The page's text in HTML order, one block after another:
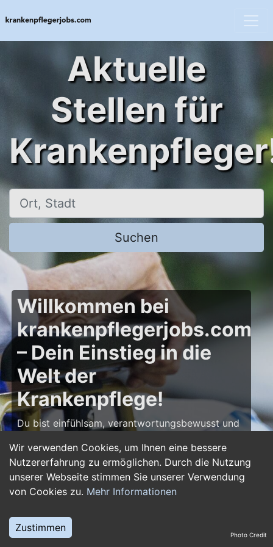
Wir verwenden Cookies, um Ihnen eine bessere
Nutzererfahrung zu ermöglichen. Durch die Nutzung
unserer Webseite stimmen Sie unserer Verwendung
von Cookies zu. Mehr Informationen
Zustimmen
Aktuelle
Stellen für
Ort, Stadt
Suchen
Willkommen bei
krankenpflegerjobs.com
– Dein Einstieg in die
Welt der
Krankenpflege!
Du bist einfühlsam, verantwortungsbewusst und
Beruf machen? Dann bist du auf
krankenpflegerjobs.comgenau richtig! Hier
findest du zahlreiche Stellenangebote,
Ausbildungsplätze und Jobs im Bereich
Krankenpflegern über Pflegefachassistenten bis
hin zu Leitungsposten in Kliniken und
Photo Credit